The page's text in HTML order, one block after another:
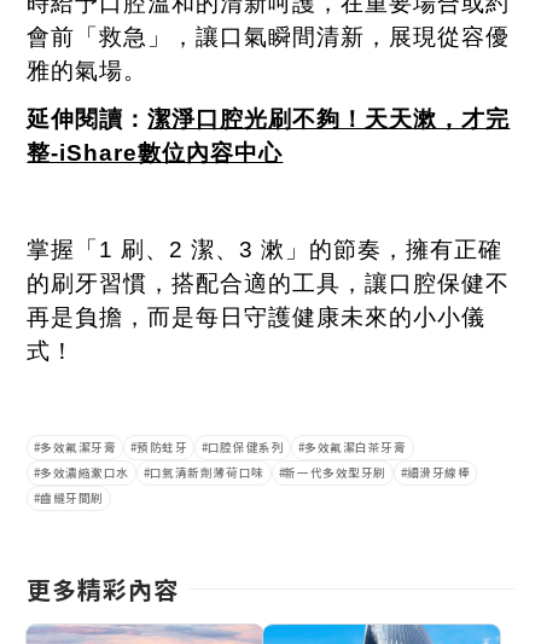
會前「救急」，讓口氣瞬間清新，展現從容優
雅的氣場。
延伸閱讀：潔淨口腔光刷不夠！天天漱，才完
整-iShare數位內容中心
掌握「1 刷、 2潔、3漱」的節奏，擁有正確
的刷牙習慣，搭配合適的工具，讓口腔保健不
再是負擔，而是每日守護健康未來的小小儀
式！
多效氟潔牙膏 預防蛀牙 口腔保健系列
多效氟潔白茶牙膏
多效濃縮漱口水
口氣清新劑薄荷口味 新一代多效型牙刷
細滑牙線棒
齒縫牙間刷
更多精彩內容